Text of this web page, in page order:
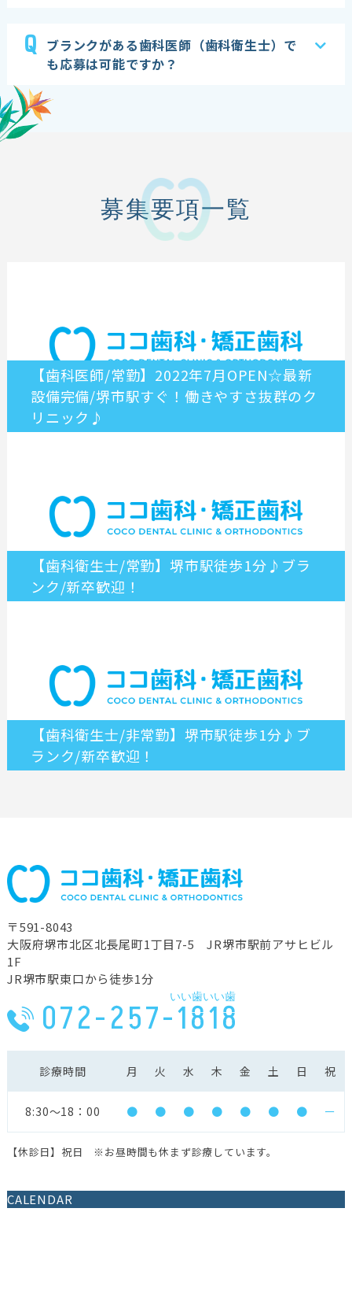
Q ブランクがある歯科医師（歯科衛生士）で
も応募は可能ですか？
募集要項一覧
【歯科医師/常勤】2022年7月OPEN☆最新
設備完備/堺市駅すぐ！働きやすさ抜群のク
リニック♪
【歯科衛生士/常勤】堺市駅徒歩1分♪ブラ
ンク/新卒歓迎！
【歯科衛生士/非常勤】堺市駅徒歩1分♪ブ
ランク/新卒歓迎！
〒591-8043
⼤阪府堺市北区北⻑尾町1丁⽬7-5 JR堺市駅前アサヒビル
1F
JR堺市駅東⼝から徒歩1分
いい歯いい歯
072-257-1818
診療時間 月 火 水 木 金 土 日 祝
8:30〜18：00 ● ● ● ● ● ● ● ー
【休診日】祝日 ※お昼時間も休まず診療しています。
CALENDAR